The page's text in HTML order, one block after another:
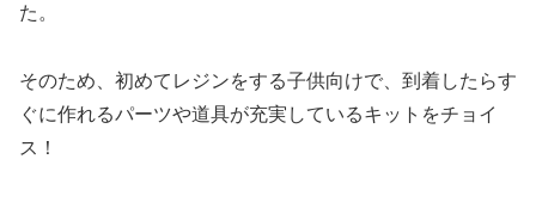
た。
そのため、初めてレジンをする子供向けで、到着したらす
ぐに作れるパーツや道具が充実しているキットをチョイ
ス！